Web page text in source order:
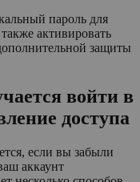
пароль для
активировать
защиты
войти в
доступа
если вы забыли
аккаунт